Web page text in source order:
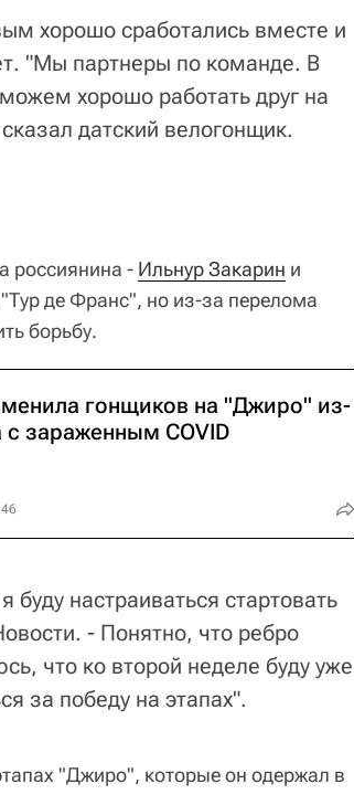
хорошо сработались вместе и
"Мы партнеры по команде. В
хорошо работать друг на
датский велогонщик.
россиянина - Ильнур Закарин и
де Франс", но из-за перелома
борьбу.
гонщиков на "Джиро" из-
с зараженным COVID
настраиваться стартовать
- Понятно, что ребро
что ко второй неделе буду уже
за победу на этапах".
"Джиро", которые он одержал в